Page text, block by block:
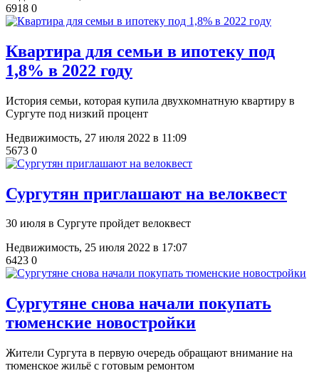
6918 0
Квартира для семьи в ипотеку под
1,8% в 2022 году
История семьи, которая купила двухкомнатную квартиру в
Сургуте под низкий процент
Недвижимость, 27 июля 2022 в 11:09
5673 0
Сургутян приглашают на велоквест
30 июля в Сургуте пройдет велоквест
Недвижимость, 25 июля 2022 в 17:07
6423 0
Сургутяне снова начали покупать
тюменские новостройки
Жители Сургута в первую очередь обращают внимание на
тюменское жильё с готовым ремонтом